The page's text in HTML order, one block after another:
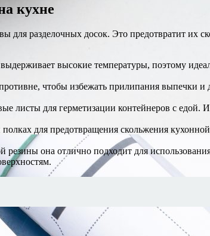
кухне
для разделочных досок. Это предотвратит их
высокие температуры, поэтому
чтобы избежать прилипания выпечки и
листы для герметизации контейнеров с едой.
для предотвращения скольжения
резины она отлично подходит для